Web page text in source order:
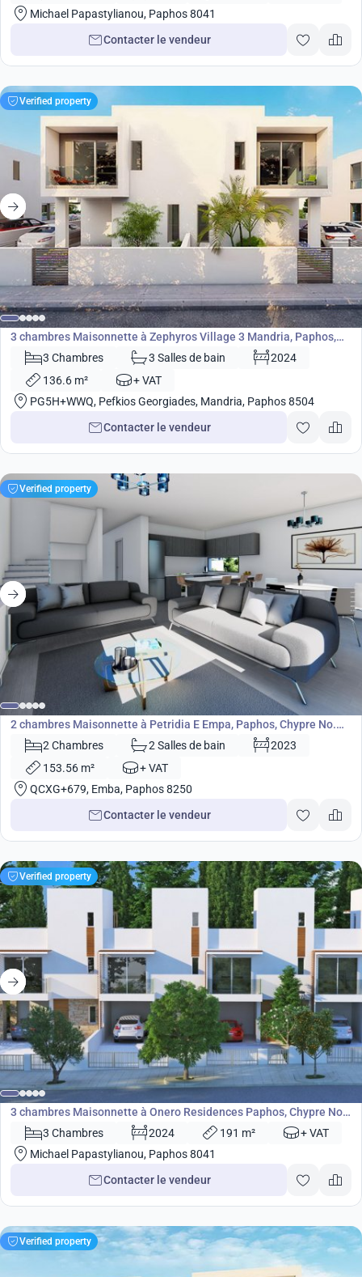
Michael Papastylianou, Paphos 8041
Contacter le vendeur
Verified property
€315 000
Maisonnette
3 chambres Maisonnette à Zephyros Village 3 Mandria, Paphos,
Chypre No. 9107
3 Chambres 3 Salles de bain
2024
136.6 m²
+ VAT
PG5H+WWQ, Pefkios Georgiades, Mandria, Paphos 8504
Contacter le vendeur
Verified property
220 000
Maisonnette
2 chambres Maisonnette à Petridia E Empa, Paphos, Chypre No.
5352 2 Chambres 2 Salles de bain
2023
153.56 m²
+ VAT
QCXG+679, Emba, Paphos 8250
Contacter le vendeur
Verified property
€490 000
Maisonnette
3 chambres Maisonnette à Onero Residences Paphos, Chypre No.
4509 3 Chambres 2024 191 m²
+ VAT
Michael Papastylianou, Paphos 8041
Contacter le vendeur
Verified property